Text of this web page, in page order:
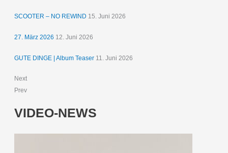
SCOOTER – NO REWIND 15. Juni 2026
27. März 2026 12. Juni 2026
GUTE DINGE | Album Teaser 11. Juni 2026
Next
Prev
VIDEO-NEWS